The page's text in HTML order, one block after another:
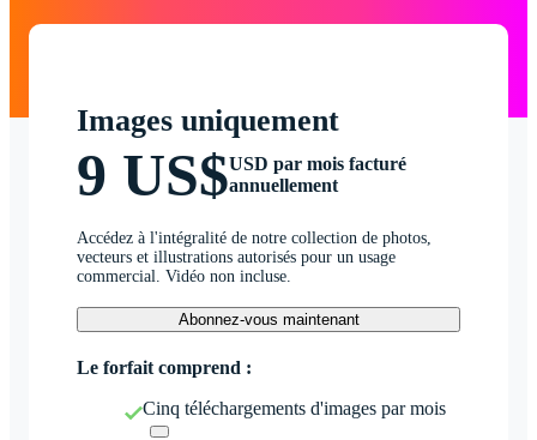
Images uniquement
9 US$USD par mois facturé
annuellement
Accédez à l'intégralité de notre collection de photos,
vecteurs et illustrations autorisés pour un usage
commercial. Vidéo non incluse.
Abonnez-vous maintenant
Le forfait comprend :
Cinq téléchargements d'images par mois